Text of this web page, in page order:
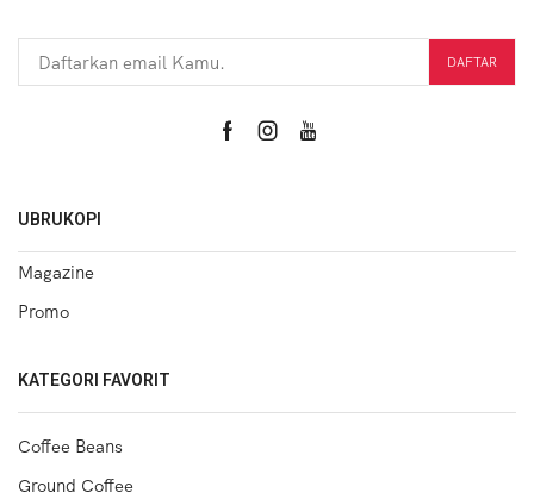
UBRUKOPI
Magazine
Promo
KATEGORI FAVORIT
Coffee Beans
Ground Coffee